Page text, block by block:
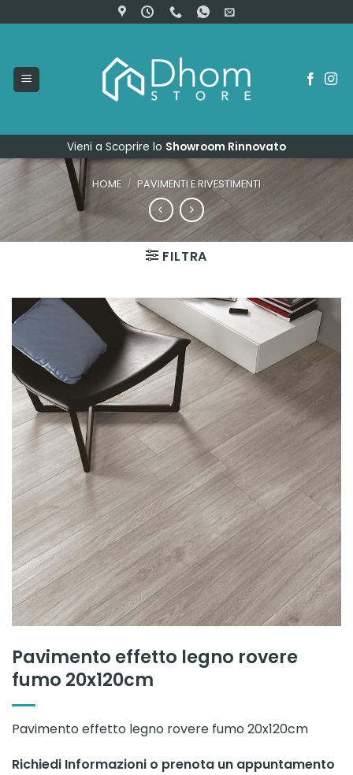
ai
Vieni a Scoprire lo Showroom Rinnovato
HOME / PAVIMENTI E RIVESTIMENTI
FILTRA
Pavimento effetto legno rovere
fumo 20x120cm
Pavimento effetto legno rovere fumo 20x120cm
Richiedi Informazioni o prenota un appuntamento